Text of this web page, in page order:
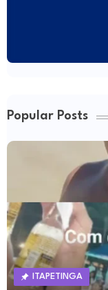
Popular Posts
ITAPETINGA